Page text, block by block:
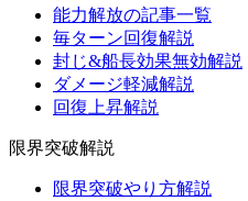
能力解放の記事一覧
毎ターン回復解説
封じ&船長効果無効解説
ダメージ軽減解説
回復上昇解説
限界突破解説
限界突破やり方解説